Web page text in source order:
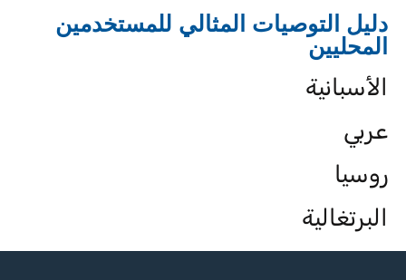
دليل التوصيات المثالي للمستخدمين
المحليين
الأسبانية
عربي
روسيا
البرتغالية